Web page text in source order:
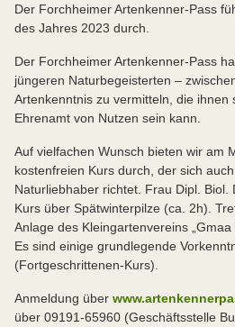
Der Forchheimer Artenkenner-Pass
des Jahres 2023 durch.
Der Forchheimer Artenkenner-Pass
jüngeren Naturbegeisterten –
Artenkenntnis zu vermitteln, die ihnen
Ehrenamt von Nutzen sein kann.
Auf vielfachen Wunsch bieten wir am
kostenfreien Kurs durch, der sich
Naturliebhaber richtet. Frau Dipl. Biol.
Kurs über Spätwinterpilze (ca. 2h).
Anlage des Kleingartenvereins „Gmaa
Es sind einige grundlegende
(Fortgeschrittenen-Kurs).
Anmeldung über
über 09191-65960 (Geschäftsstelle